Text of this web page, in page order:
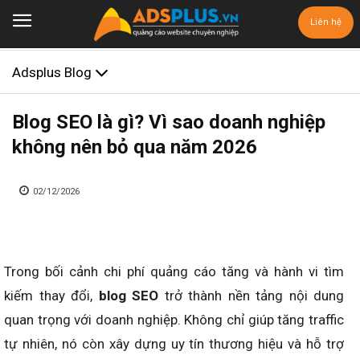
Liên hệ
Adsplus Blog
Blog SEO là gì? Vì sao doanh nghiệp
không nên bỏ qua năm 2026
02/12/2026
Trong bối cảnh chi phí quảng cáo tăng và hành vi tìm
kiếm thay đổi, blog SEO trở thành nền tảng nội dung
quan trọng với doanh nghiệp. Không chỉ giúp tăng traffic
tự nhiên, nó còn xây dựng uy tín thương hiệu và hỗ trợ